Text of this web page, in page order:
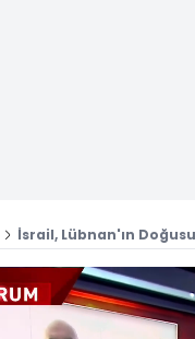
İsrail, Lübnan'ın